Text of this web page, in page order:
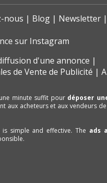
nous Blog
Newsletter
sur Instagram
d'une annonce
de Vente de Publicité
minute suffit pour déposer
aux acheteurs et aux vendeurs
simple and effective. The ads